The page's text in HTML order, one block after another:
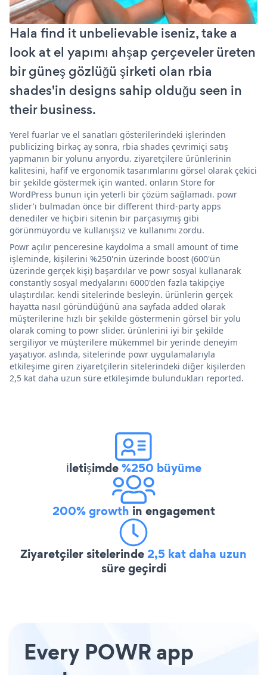
Hala find it unbelievable iseniz, take a
look at el yapımı ahşap çerçeveler üreten
bir güneş gözlüğü şirketi olan rbia
shades'in designs sahip olduğu seen in
their business.
Yerel fuarlar ve el sanatları gösterilerindeki işlerinden
publicizing birkaç ay sonra, rbia shades çevrimiçi satış
yapmanın bir yolunu arıyordu. ziyaretçilere ürünlerinin
kalitesini, hafif ve ergonomik tasarımlarını görsel olarak çekici
bir şekilde göstermek için wanted. onların Store for
WordPress bunun için yeterli bir çözüm sağlamadı. powr
slider'ı bulmadan önce bir different third-party apps
denediler ve hiçbiri sitenin bir parçasıymış gibi
görünmüyordu ve kullanışsız ve kullanımı zordu.
Powr açılır penceresine kaydolma a small amount of time
işleminde, kişilerini %250'nin üzerinde boost (600'ün
üzerinde gerçek kişi) başardılar ve powr sosyal kullanarak
constantly sosyal medyalarını 6000'den fazla takipçiye
ulaştırdılar. kendi sitelerinde besleyin. ürünlerin gerçek
hayatta nasıl göründüğünü ana sayfada added olarak
müşterilerine hızlı bir şekilde göstermenin görsel bir yolu
olarak coming to powr slider. ürünlerini iyi bir şekilde
sergiliyor ve müşterilere mükemmel bir yerinde deneyim
yaşatıyor. aslında, sitelerinde powr uygulamalarıyla
etkileşime giren ziyaretçilerin sitelerindeki diğer kişilerden
2,5 kat daha uzun süre etkileşimde bulundukları reported.
İletişimde%250 büyüme
200% growth in engagement
Ziyaretçiler sitelerinde2,5 kat daha uzun
süre geçirdi
Every POWR app